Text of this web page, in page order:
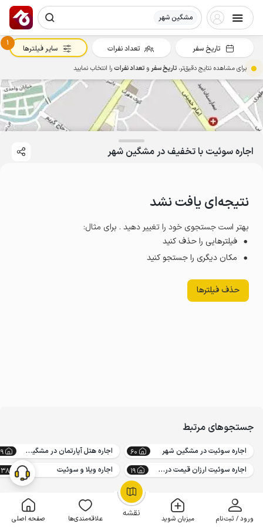
مشگین شهر
نقشه ورود / ثبت‌نام میزبان شوید علاقه‌مندی‌ها صفحه اصلی
OpenStreetMap
اجاره سوئیت با تخفیف در مشگین شهر
نتیجه‌ای یافت نشد
بهتر است جستجوی خود را تغییر دهید . برای مثال:
فیلترهایی را حذف کنید
مکان دیگری را جستجو کنید
حذف فیلترها
جستجوهای مرتبط
اجاره سوئیت در مشگین شهر 60 اجاره هتل آپارتمان در مشگین شهر
اجاره سوئیت ارزان قیمت در مشگین شهر
19 اجاره ویلا و سوئیت
تاریخ سفر تعداد نفرات
1
سایر فیلترها
برای مشاهده نتایج دقیق‌تر، تاریخ سفرو تعداد نفراترا انتخاب نمایید